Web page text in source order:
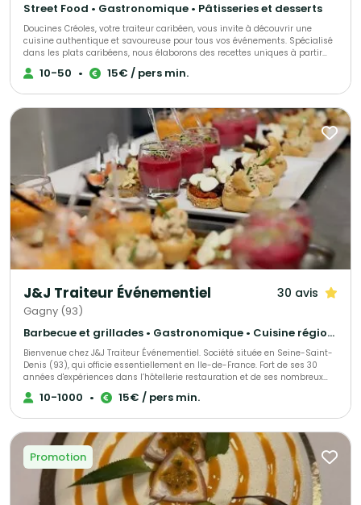
Street Food • Gastronomique • Pâtisseries et desserts
Doucines Créoles, votre traiteur caribéen, vous invite à découvrir une
cuisine authentique et savoureuse pour tous vos événements. Spécialisé
dans les plats caribéens, nous élaborons des recettes uniques à partir
d’ingrédients de qualité, alliant savoir-faire et tradition. Offrez à vos
convives une expérience culinaire inoubliable avec nos mets
10-50 • 15€ / pers min.
J&J Traiteur Événementiel 30 avis
Gagny (93)
Barbecue et grillades • Gastronomique • Cuisine régionale
Bienvenue chez J&J Traiteur Événementiel. Société située en Seine-Saint-
Denis (93), qui officie essentiellement en Ile-de-France. Fort de ses 30
années d'expériences dans l’hôtellerie restauration et de ses nombreux
voyages, son chef vous propose une cuisine gastronomique traditionnelle,
mais aussi créole ou caraïbéenne, ou encore une fusion entre ces
réception. Afin d'allier qualité et efficacité nous pouvons vous proposer des
solutions “clés en main” à la hauteur de vos besoins et exigences.
Création sur mesure de votre menu, produits frais, et fabrication
artisanale, sont autant de garanties de réussite de votre événement.
10-1000 • 15€ / pers min.
Promotion